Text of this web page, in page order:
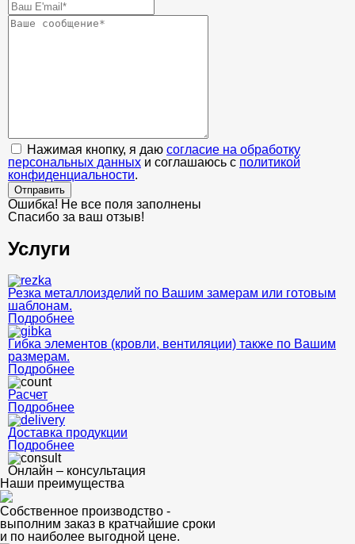
Нажимая кнопку, я даю согласие на обработку
персональных данных и соглашаюсь с политикой
конфиденциальности.
Отправить
Ошибка! Не все поля заполнены
Спасибо за ваш отзыв!
Услуги
Резка металлоизделий по Вашим замерам или готовым
шаблонам.
Подробнее
Гибка элементов (кровли, вентиляции) также по Вашим
размерам.
Подробнее
Расчет
Подробнее
Доставка продукции
Подробнее
Онлайн – консультация
Наши преимущества
Собственное производство -
выполним заказ в кратчайшие сроки
и по наиболее выгодной цене.